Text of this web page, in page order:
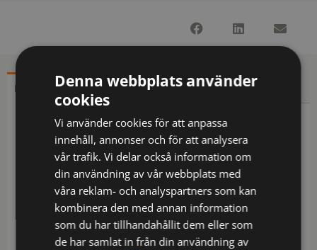
BESKRIVNING YTTERLIGARE INFORMATION
Beskrivning
Modell som joggingbyxa / Resår och dragsko i
midja / Innerficka för nycklar / Öppna ben / Bound
seam / Autoklaverbar 121° max 20 min / Materialet
godkänt enligt EN 1149-3 / ISO klass 7 / OEKO-
TEX®-certifierad.
Denna webbplats använder
cookies
Vi använder cookies för att anpassa
innehåll, annonser och för att analysera
vår trafik. Vi delar också information om
din användning av vår webbplats med
våra reklam- och analyspartners som kan
kombinera den med annan information
som du har tillhandahållit dem eller som
de har samlat in från din användning av